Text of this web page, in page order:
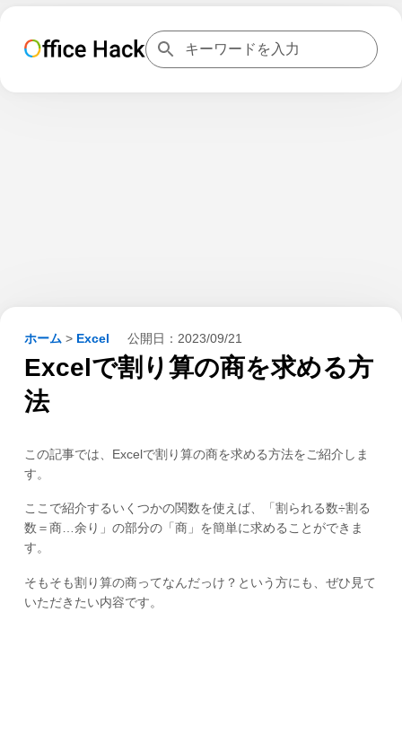
ホーム > Excel 公開日： 2023/09/21
Excelで割り算の商を求める方
法
この記事では、Excelで割り算の商を求める方法をご紹介しま
す。
ここで紹介するいくつかの関数を使えば、「割られる数÷割る
数＝商…余り」の部分の「商」を簡単に求めることができま
す。
そもそも割り算の商ってなんだっけ？という方にも、ぜひ見て
いただきたい内容です。